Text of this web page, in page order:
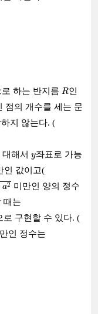
하는 반지름 R
R인
점의 개수를 세는 문
지 않는다. (
해서 y
y좌표로 가능
인 값이고(
a2 미만인 양의 정수
때는
로 구현할 수 있다. (
인 정수는